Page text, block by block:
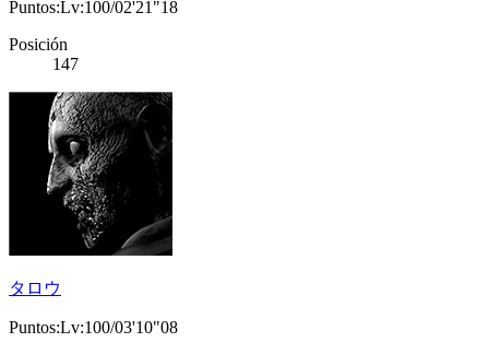
Puntos:Lv:100/02'21"18
Posición
147
タロウ
Puntos:Lv:100/03'10"08